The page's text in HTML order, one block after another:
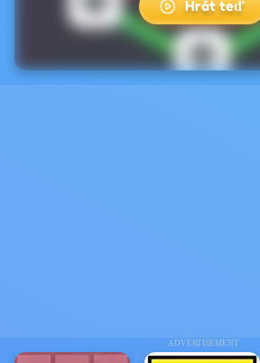
ADVERTISEMENT
Hrát teď